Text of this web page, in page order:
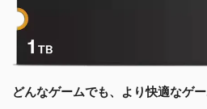
どんなゲームでも、より快適なゲー